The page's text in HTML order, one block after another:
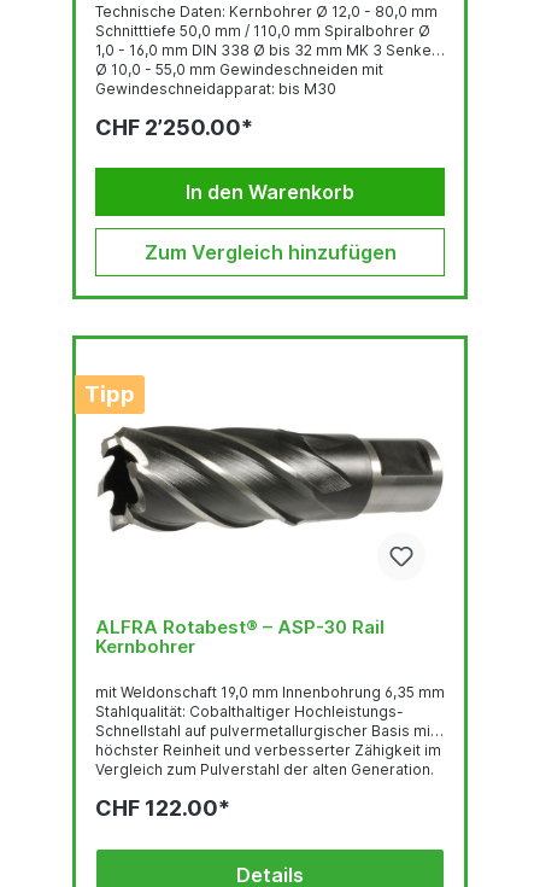
Technische Daten: Kernbohrer Ø 12,0 - 80,0 mm
Schnitttiefe 50,0 mm / 110,0 mm Spiralbohrer Ø
1,0 - 16,0 mm DIN 338 Ø bis 32 mm MK 3 Senken
Ø 10,0 - 55,0 mm Gewindeschneiden mit
Gewindeschneidapparat: bis M30
bis M30 Aufnahme MK3 Hub 190 mm
Lastdrehzahl 1. Stufe 50-110 U/min. 2. Stufe 75-
175 U/min. 3. Stufe 105-245 U/min. 4. Stufe 165-
385 U/min. Leistungsaufnahme...
CHF 2’250.00*
In den Warenkorb
Zum Vergleich hinzufügen
Tipp
ALFRA Rotabest® – ASP-30 Rail
Kernbohrer
mit Weldonschaft 19,0 mm Innenbohrung 6,35 mm
Stahlqualität: Cobalthaltiger Hochleistungs-
Schnellstahl auf pulvermetallurgischer Basis mit
höchster Reinheit und verbesserter Zähigkeit im
Vergleich zum Pulverstahl der alten Generation.
Anwendungen, wie z.B. an Eisenbahnschienen.
Magnetbohrmaschinen, speziell mit
Weldonschaft eingesetzt werden. Passend auf:
CHF 122.00*
Details